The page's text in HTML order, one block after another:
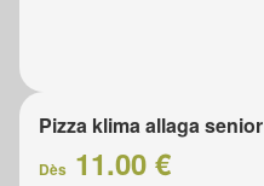
Pizza klima allaga senior
Dès 11.00 €